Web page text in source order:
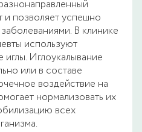
и позволяет успешно
В клинике
используют
иглы. Иглоукалывание
или в составе
воздействие на
нормализовать их
всех